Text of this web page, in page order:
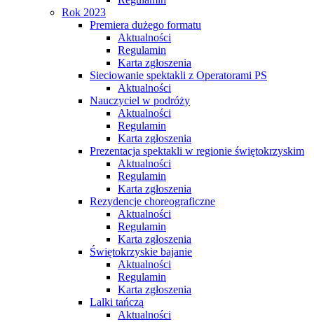
Rok 2023
Premiera dużego formatu
Aktualności
Regulamin
Karta zgłoszenia
Sieciowanie spektakli z Operatorami PS
Aktualności
Nauczyciel w podróży
Aktualności
Regulamin
Karta zgłoszenia
Prezentacja spektakli w regionie świętokrzyskim
Aktualności
Regulamin
Karta zgłoszenia
Rezydencje choreograficzne
Aktualności
Regulamin
Karta zgłoszenia
Świętokrzyskie bajanie
Aktualności
Regulamin
Karta zgłoszenia
Lalki tańczą
Aktualności